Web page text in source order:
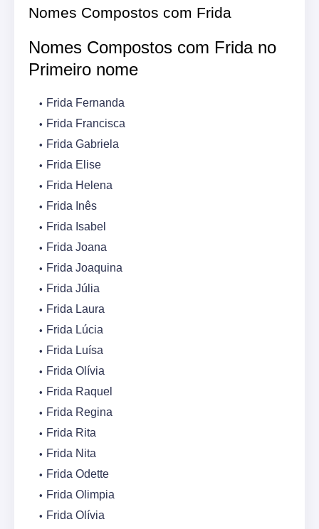
Nomes Compostos com Frida
Nomes Compostos com Frida no
Primeiro nome
Frida Fernanda
Frida Francisca
Frida Gabriela
Frida Elise
Frida Helena
Frida Inês
Frida Isabel
Frida Joana
Frida Joaquina
Frida Júlia
Frida Laura
Frida Lúcia
Frida Luísa
Frida Olívia
Frida Raquel
Frida Regina
Frida Rita
Frida Nita
Frida Odette
Frida Olimpia
Frida Olívia